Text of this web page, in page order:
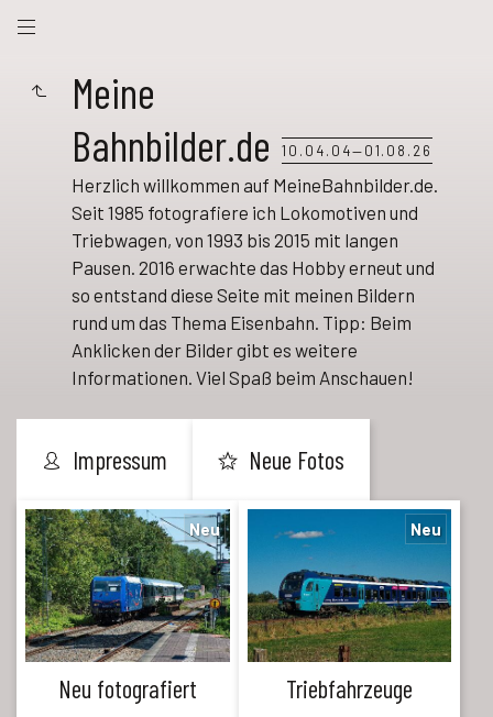
Meine
Bahnbilder.de
10.04.04—01.08.26
Herzlich willkommen auf MeineBahnbilder.de.
Seit 1985 fotografiere ich Lokomotiven und
Triebwagen, von 1993 bis 2015 mit langen
Pausen. 2016 erwachte das Hobby erneut und
so entstand diese Seite mit meinen Bildern
rund um das Thema Eisenbahn. Tipp: Beim
Anklicken der Bilder gibt es weitere
Informationen. Viel Spaß beim Anschauen!
Impressum Neue Fotos
Neu
Neu fotografiert
Neu
Triebfahrzeuge